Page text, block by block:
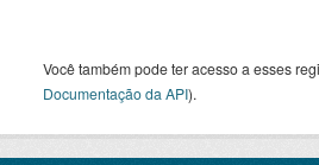
Você também pode ter acesso a esses
Documentação da API).